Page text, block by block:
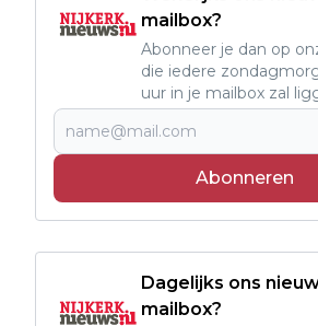
mailbox?
Abonneer je dan op
die iedere
uur in je mailbox zal
Abonneren
Dagelijks ons
mailbox?